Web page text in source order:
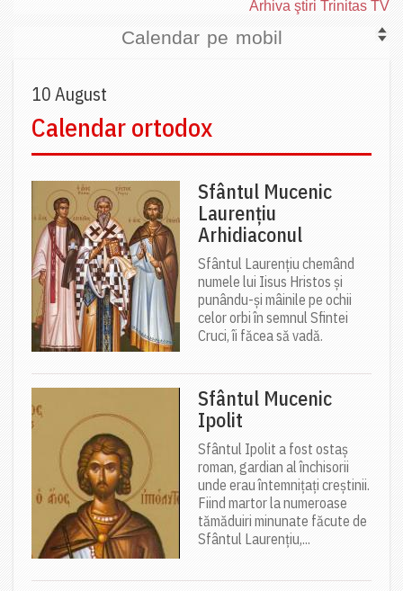
Arhiva ştiri Trinitas TV
Calendar pe mobil
10 August
Calendar ortodox
Sfântul Mucenic
Laurențiu
Arhidiaconul
Sfântul Laurențiu chemând
numele lui Iisus Hristos și
punându-și mâinile pe ochii
celor orbi în semnul Sfintei
Cruci, îi făcea să vadă.
Sfântul Mucenic
Ipolit
Sfântul Ipolit a fost ostaș
roman, gardian al închisorii
unde erau întemnițați creștinii.
Fiind martor la numeroase
tămăduiri minunate făcute de
Sfântul Laurențiu,...